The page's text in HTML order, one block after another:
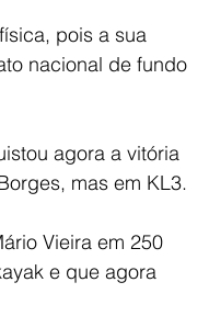
pois a sua
nacional de fundo
agora a vitória
mas em KL3.
Vieira em 250
e que agora